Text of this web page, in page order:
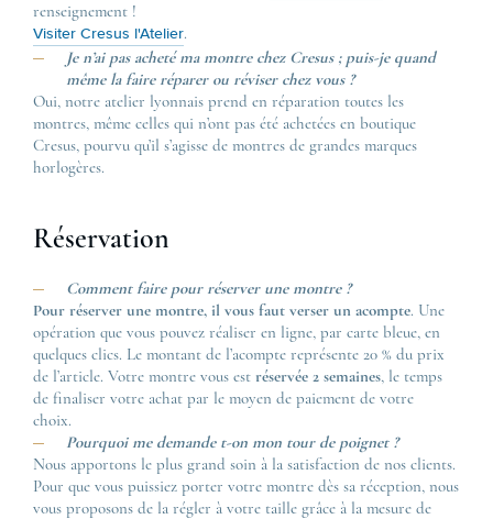
renseignement !
Visiter Cresus l'Atelier.
Je n’ai pas acheté ma montre chez Cresus ; puis-je quand
même la faire réparer ou réviser chez vous ?
Oui, notre atelier lyonnais prend en réparation toutes les
montres, même celles qui n’ont pas été achetées en boutique
Cresus, pourvu qu’il s’agisse de montres de grandes marques
horlogères.
Réservation
Comment faire pour réserver une montre ?
Pour réserver une montre, il vous faut verser un acompte. Une
opération que vous pouvez réaliser en ligne, par carte bleue, en
quelques clics. Le montant de l’acompte représente 20 % du prix
de l’article. Votre montre vous est réservée 2 semaines, le temps
de finaliser votre achat par le moyen de paiement de votre
choix.
Pourquoi me demande t-on mon tour de poignet ?
Nous apportons le plus grand soin à la satisfaction de nos clients.
Pour que vous puissiez porter votre montre dès sa réception, nous
vous proposons de la régler à votre taille grâce à la mesure de